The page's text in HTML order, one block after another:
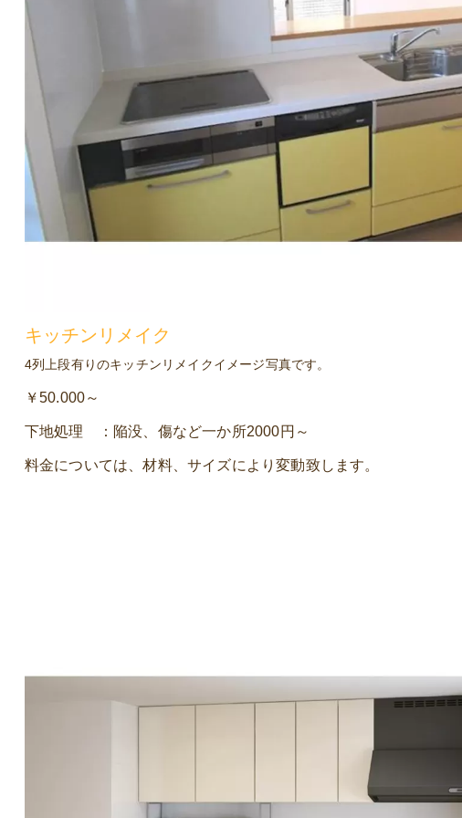
キッチンリメイク
4列上段有りのキッチンリメイクイメージ写真です。
￥50.000～
下地処理 ：陥没、傷など一か所2000円～
料金については、材料、サイズにより変動致します。